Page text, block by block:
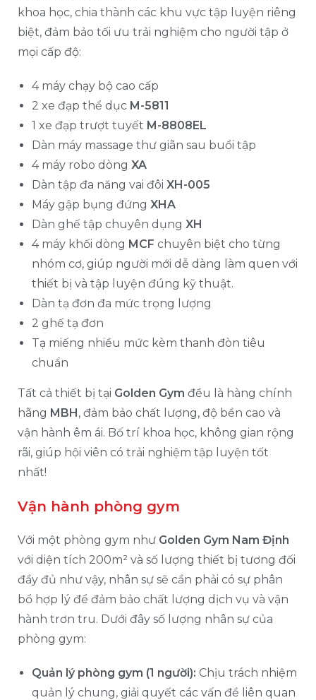
khoa học, chia thành các khu vực tập luyện riêng
biệt, đảm bảo tối ưu trải nghiệm cho người tập ở
mọi cấp độ:
4 máy chạy bộ cao cấp
2 xe đạp thể dục M-5811
1 xe đạp trượt tuyết M-8808EL
Dàn máy massage thư giãn sau buổi tập
4 máy robo dòng XA
Dàn tập đa năng vai đôi XH-005
Máy gập bụng đứng XHA
Dàn ghế tập chuyên dụng XH
4 máy khối dòng MCF chuyên biệt cho từng
nhóm cơ, giúp người mới dễ dàng làm quen với
thiết bị và tập luyện đúng kỹ thuật.
Dàn tạ đơn đa mức trọng lượng
2 ghế tạ đơn
Tạ miếng nhiều mức kèm thanh đòn tiêu
chuẩn
Tất cả thiết bị tại Golden Gym đều là hàng chính
hãng MBH, đảm bảo chất lượng, độ bền cao và
vận hành êm ái. Bố trí khoa học, không gian rộng
rãi, giúp hội viên có trải nghiệm tập luyện tốt
nhất!
Vận hành phòng gym
Với một phòng gym như Golden Gym Nam Định
với diện tích 200m² và số lượng thiết bị tương đối
đầy đủ như vậy, nhân sự sẽ cần phải có sự phân
bổ hợp lý để đảm bảo chất lượng dịch vụ và vận
hành trơn tru. Dưới đây số lượng nhân sự của
phòng gym:
Quản lý phòng gym (1 người): Chịu trách nhiệm
quản lý chung, giải quyết các vấn đề liên quan